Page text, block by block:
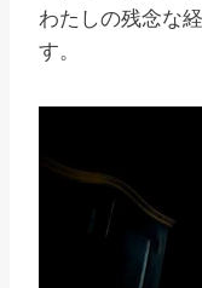
わたしの残念な
す。